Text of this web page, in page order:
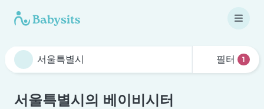
필터 1
서울특별시의 베이비시터